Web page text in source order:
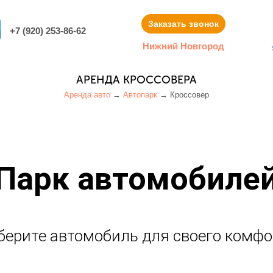
+7 (920) 253-86-62
Заказать звонок
Нижний Новгород
АРЕНДА КРОССОВЕРА
Аренда авто → Автопарк → Кроссовер
автомобиль для своего